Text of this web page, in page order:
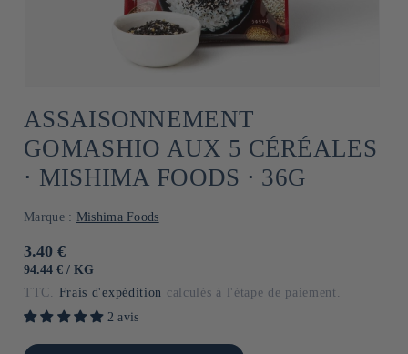
ASSAISONNEMENT
GOMASHIO AUX 5 CÉRÉALES
⋅ MISHIMA FOODS ⋅ 36G
Marque : Mishima Foods
Prix
habituel
3.40 €
PRIX
94.44 € / PAR
KG
TTC. Frais d'expédition calculés à l'étape de paiement.
2 avis